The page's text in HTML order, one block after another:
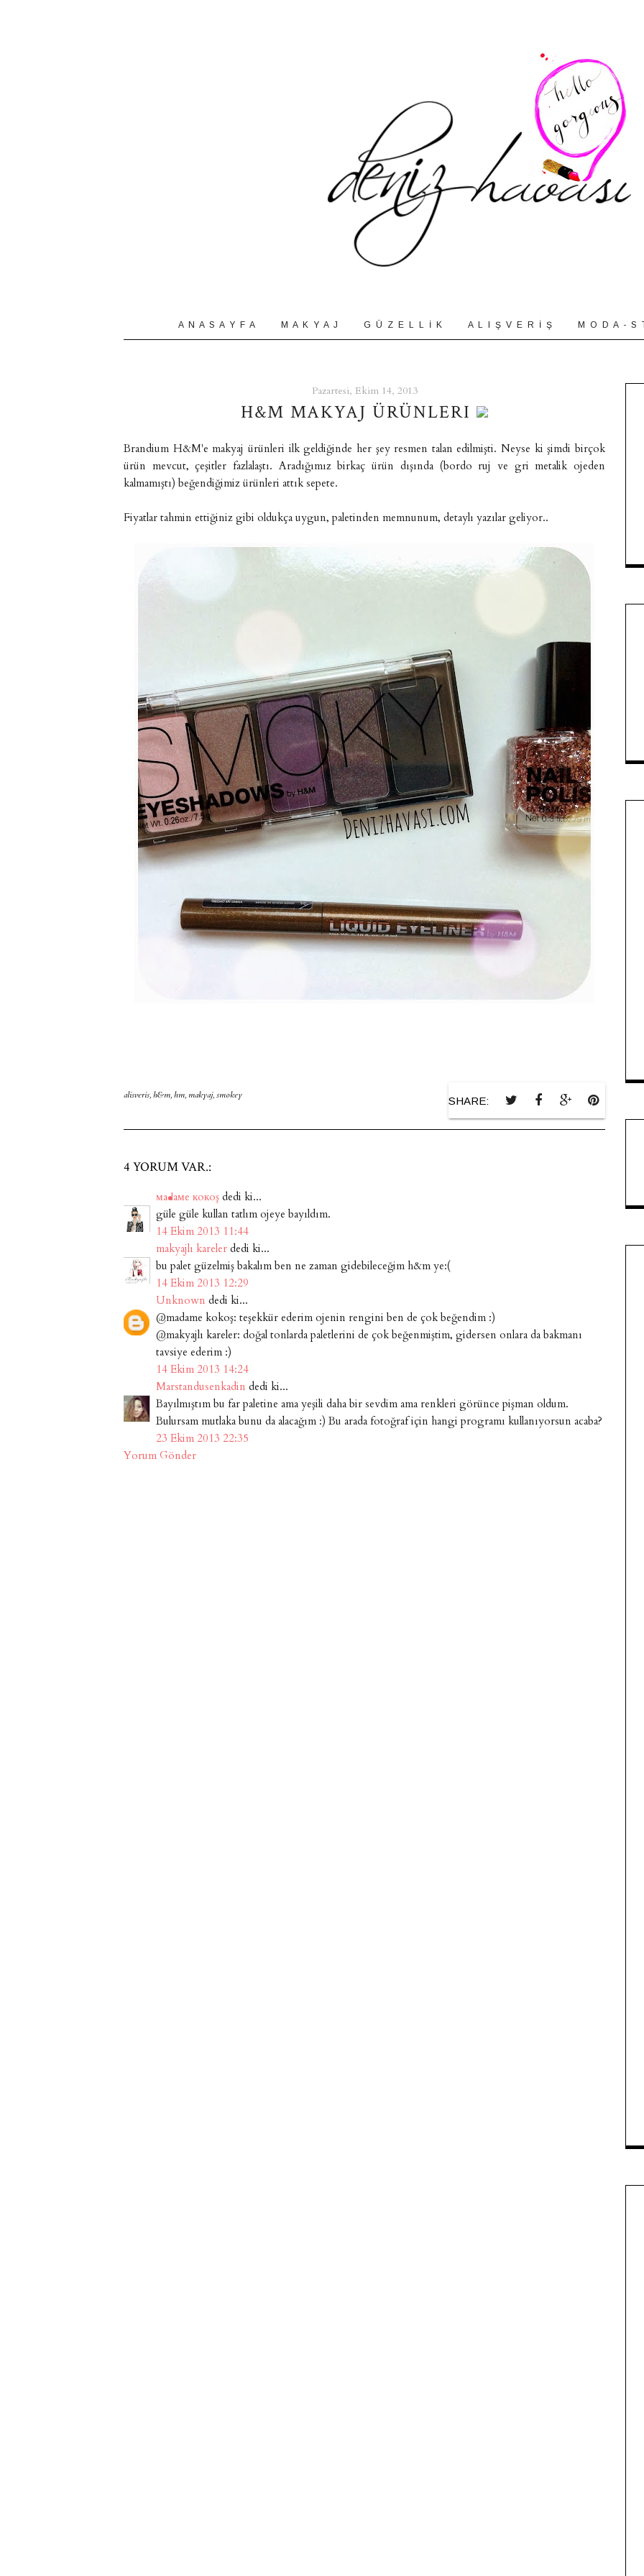
A N A S A Y F A M A K Y A J G Ü Z E L L İ K A L I Ş V E R İ Ş M O D A - S
Pazartesi, Ekim 14, 2013
H&M MAKYAJ ÜRÜNLERI
Brandium H&M'e makyaj ürünleri ilk geldiğinde her şey resmen talan edilmişti. Neyse ki şimdi birçok
ürün mevcut, çeşitler fazlalaştı. Aradığımız birkaç ürün dışında (bordo ruj ve gri metalik ojeden
kalmamıştı) beğendiğimiz ürünleri attık sepete.
Fiyatlar tahmin ettiğiniz gibi oldukça uygun, paletinden memnunum, detaylı yazılar geliyor..
alisveris,h&m,hm, makyaj,smokey SHARE:
4 YORUM VAR.:
мaᖱaмe кoкoş dedi ki...
güle güle kullan tatlım ojeye bayıldım.
14 Ekim 2013 11:44
makyajlı kareler dedi ki...
bu palet güzelmiş bakalım ben ne zaman gidebileceğim h&m ye:(
14 Ekim 2013 12:29
Unknown dedi ki...
@madame kokoş: teşekkür ederim ojenin rengini ben de çok beğendim :)
@makyajlı kareler: doğal tonlarda paletlerini de çok beğenmiştim, gidersen onlara da bakmanı
tavsiye ederim :)
14 Ekim 2013 14:24
Marstandusenkadin dedi ki...
Bayılmıştım bu far paletine ama yeşili daha bir sevdim ama renkleri görünce pişman oldum.
Bulursam mutlaka bunu da alacağım :) Bu arada fotoğraf için hangi programı kullanıyorsun acaba?
23 Ekim 2013 22:35
Yorum Gönder